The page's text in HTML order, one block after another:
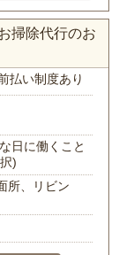
掃除代行のお
払い制度あり
日に働くこと
)
所、リビン